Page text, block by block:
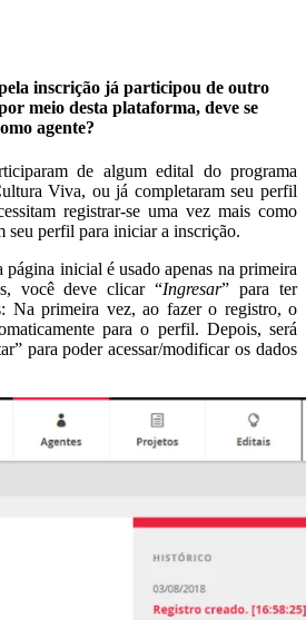
pela inscrição já participou de outro
meio desta plataforma, deve se
agente?
de algum edital do programa
Viva, ou já completaram seu perfil
registrar-se uma vez mais como
seu perfil para iniciar a inscrição.
página inicial é usado apenas na primeira
você deve clicar “Ingresar” para ter
Na primeira vez, ao fazer o registro, o
para o perfil. Depois, será
para poder acessar/modificar os dados